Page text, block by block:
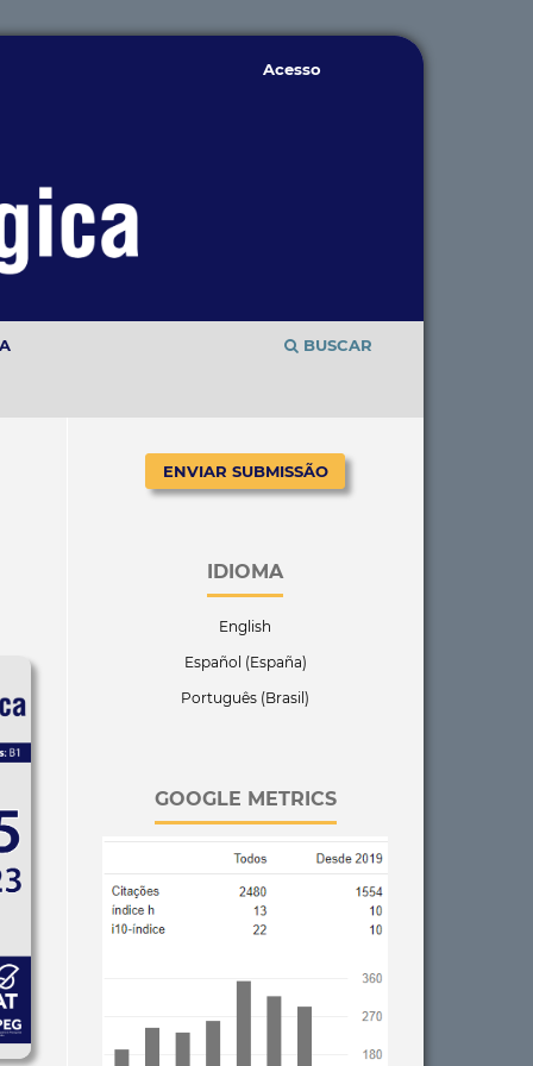
BUSCAR
Acesso
ENVIAR SUBMISSÃO
IDIOMA
English
Español (España)
Português (Brasil)
GOOGLE METRICS